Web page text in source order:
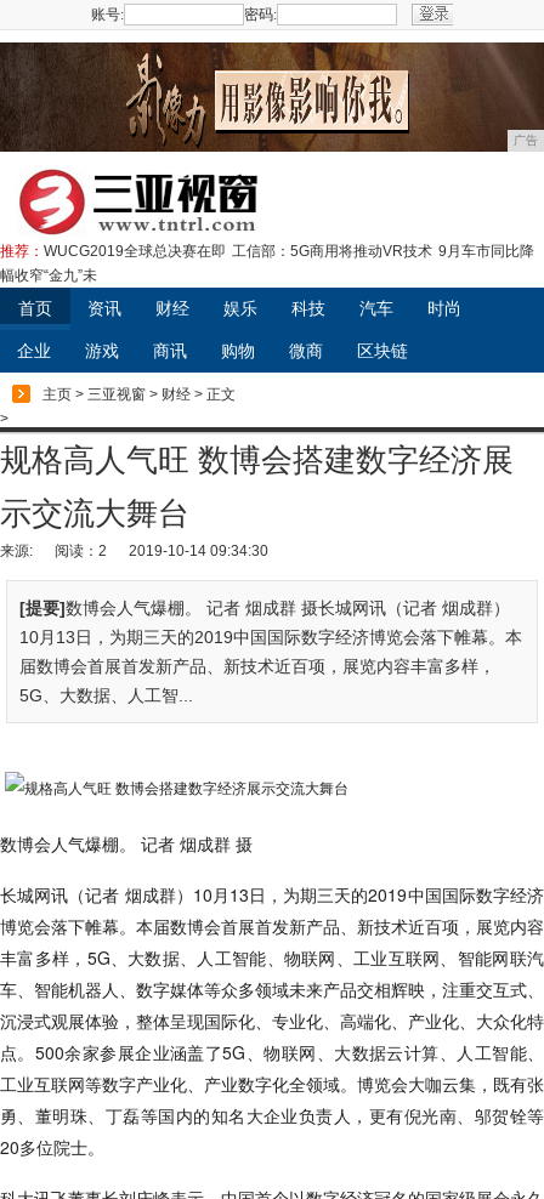
账号: 密码:
广告
推荐： WUCG2019全球总决赛在即 工信部：5G商用将推动VR技术 9月车市同比降
幅收窄“金九”未
首页 资讯 财经 娱乐 科技 汽车 时尚
企业 游戏 商讯 购物 微商 区块链
主页 > 三亚视窗 > 财经 > 正文
>
规格高人气旺 数博会搭建数字经济展
示交流大舞台
来源: 阅读：2 2019-10-14 09:34:30
[提要]数博会人气爆棚。 记者 烟成群 摄长城网讯（记者 烟成群）
10月13日，为期三天的2019中国国际数字经济博览会落下帷幕。本
届数博会首展首发新产品、新技术近百项，展览内容丰富多样，
5G、大数据、人工智...
数博会人气爆棚。 记者 烟成群 摄
长城网讯（记者 烟成群）10月13日，为期三天的2019中国国际数字经济
博览会落下帷幕。本届数博会首展首发新产品、新技术近百项，展览内容
丰富多样，5G、大数据、人工智能、物联网、工业互联网、智能网联汽
车、智能机器人、数字媒体等众多领域未来产品交相辉映，注重交互式、
沉浸式观展体验，整体呈现国际化、专业化、高端化、产业化、大众化特
点。500余家参展企业涵盖了5G、物联网、大数据云计算、人工智能、
工业互联网等数字产业化、产业数字化全领域。博览会大咖云集，既有张
勇、董明珠、丁磊等国内的知名大企业负责人，更有倪光南、邬贺铨等
20多位院士。